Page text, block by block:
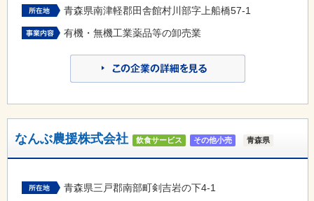
青森県南津軽郡田舎館村川部字上船橋57-1
有機・無機工業薬品等の卸売業
なんぶ農援株式会社 飲食サービス その他小売 青森県
青森県三戸郡南部町剣吉岩の下4-1